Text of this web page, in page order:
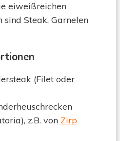
eiweißreichen
Steak, Garnelen
(Filet oder
z.B. von Zirp